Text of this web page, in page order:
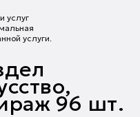
услуг
услуги.
96 шт.